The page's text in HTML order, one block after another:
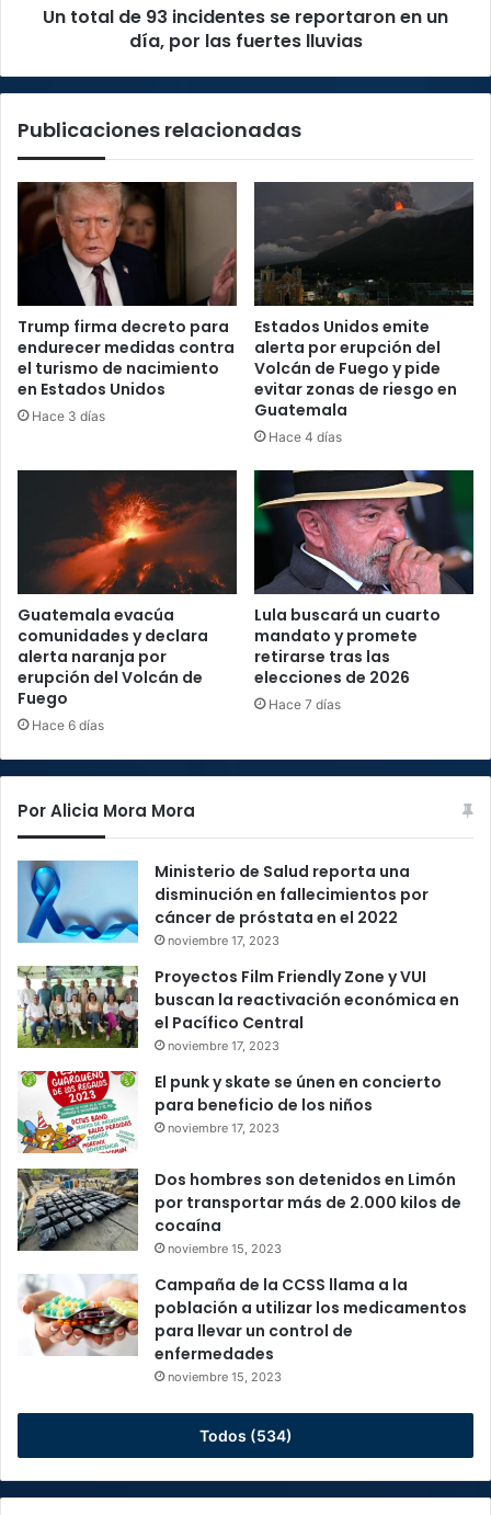
Un total de 93 incidentes se reportaron en un
día, por las fuertes lluvias
Publicaciones relacionadas
Trump firma decreto para
endurecer medidas contra
el turismo de nacimiento
en Estados Unidos
Hace 3 días
Estados Unidos emite
alerta por erupción del
Volcán de Fuego y pide
evitar zonas de riesgo en
Guatemala
Hace 4 días
Guatemala evacúa
comunidades y declara
alerta naranja por
erupción del Volcán de
Fuego
Hace 6 días
Lula buscará un cuarto
mandato y promete
retirarse tras las
elecciones de 2026
Hace 7 días
Por Alicia Mora Mora
Ministerio de Salud reporta una
disminución en fallecimientos por
cáncer de próstata en el 2022
noviembre 17, 2023
Proyectos Film Friendly Zone y VUI
buscan la reactivación económica en
el Pacífico Central
noviembre 17, 2023
El punk y skate se únen en concierto
para beneficio de los niños
noviembre 17, 2023
Dos hombres son detenidos en Limón
por transportar más de 2.000 kilos de
cocaína
noviembre 15, 2023
Campaña de la CCSS llama a la
población a utilizar los medicamentos
para llevar un control de
enfermedades
noviembre 15, 2023
Todos (534)